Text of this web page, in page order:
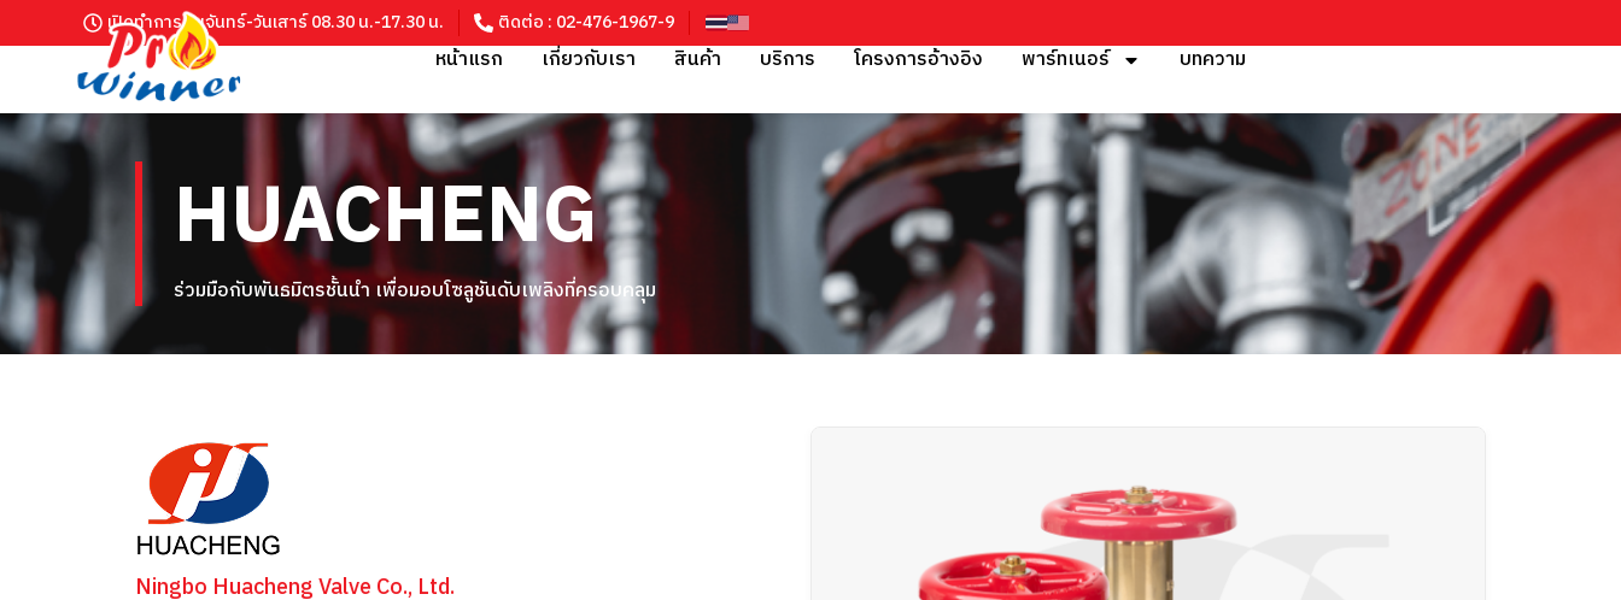
เปิดทำการ วันจันทร์-วันเสาร์ 08.30 น.-17.30 น. ติดต่อ : 02-476-1967-9
หน้าแรก เกี่ยวกับเรา สินค้า บริการ โครงการอ้างอิง พาร์ทเนอร์ บทความ
HUACHENG
ร่วมมือกับพันธมิตรชั้นนำ เพื่อมอบโซลูชันดับเพลิงที่ครอบคลุม
Ningbo Huacheng Valve Co., Ltd.